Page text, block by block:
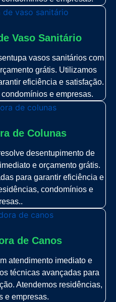
Vaso Sanitário
vasos sanitários com
grátis. Utilizamos
eficiência e satisfação.
e empresas.
de Colunas
desentupimento de
e orçamento grátis.
para garantir eficiência e
condomínios e
de Canos
atendimento imediato e
técnicas avançadas para
Atendemos residências,
e empresas.